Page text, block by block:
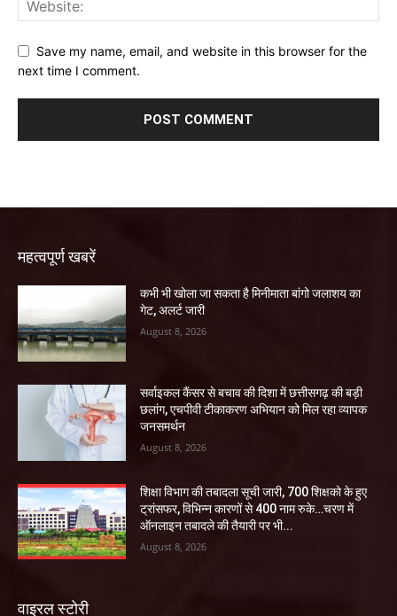
Save my name, email, and website in this browser for the
next time I comment.
महत्वपूर्ण खबरें
कभी भी खोला जा सकता है मिनीमाता बांगो जलाशय का
गेट, अलर्ट जारी
August 8, 2026
सर्वाइकल कैंसर से बचाव की दिशा में छत्तीसगढ़ की बड़ी
छलांग, एचपीवी टीकाकरण अभियान को मिल रहा व्यापक
जनसमर्थन
August 8, 2026
शिक्षा विभाग की तबादला सूची जारी, 700 शिक्षको के हुए
ट्रांसफर, विभिन्न कारणों से 400 नाम रुके…चरण में
ऑनलाइन तबादले की तैयारी पर भी...
August 8, 2026
वाइरल स्टोरी